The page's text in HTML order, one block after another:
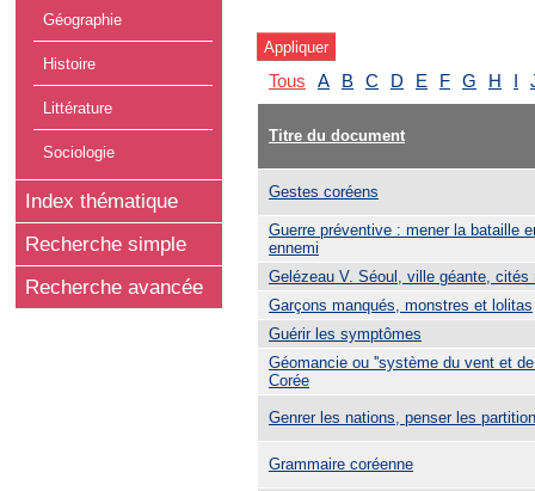
Géographie
Histoire
Littérature
Sociologie
Index thématique
Recherche simple
Recherche avancée
Tous A B C D E F G H I
Titre du document
Gestes coréens
Guerre préventive : mener la bataille
ennemi
Gelézeau V. Séoul, ville géante, cités
Garçons manqués, monstres et lolitas
Guérir les symptômes
Géomancie ou ''système du vent et
Corée
Genrer les nations, penser les
Grammaire coréenne